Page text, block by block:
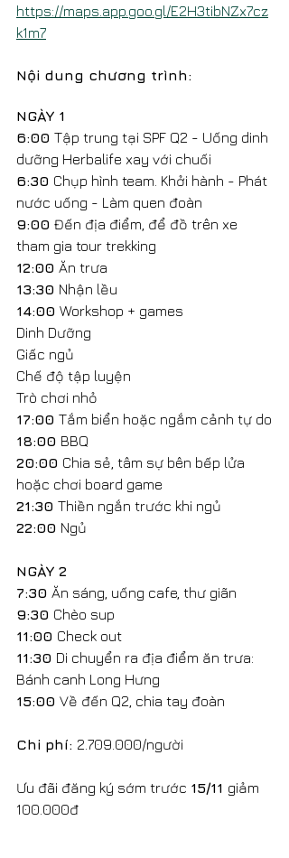
https://maps.app.goo.gl/E2H3tibNZx7cz
k1m7
Nội dung chương trình:
NGÀY 1
6:00 Tập trung tại SPF Q2 - Uống dinh
dưỡng Herbalife xay với chuối
6:30 Chụp hình team. Khởi hành - Phát
nước uống - Làm quen đoàn
9:00 Đến địa điểm, để đồ trên xe
tham gia tour trekking
12:00 Ăn trưa
13:30 Nhận lều
14:00 Workshop + games
Dinh Dưỡng
Giấc ngủ
Chế độ tập luyện
Trò chơi nhỏ
17:00 Tắm biển hoặc ngắm cảnh tự do
18:00 BBQ
20:00 Chia sẻ, tâm sự bên bếp lửa
hoặc chơi board game
21:30 Thiền ngắn trước khi ngủ
22:00 Ngủ
NGÀY 2
7:30 Ăn sáng, uống cafe, thư giãn
9:30 Chèo sup
11:00 Check out
11:30 Di chuyển ra địa điểm ăn trưa:
Bánh canh Long Hưng
15:00 Về đến Q2, chia tay đoàn
Chi phí: 2.709.000/người
Ưu đãi đăng ký sớm trước 15/11 giảm
100.000đ